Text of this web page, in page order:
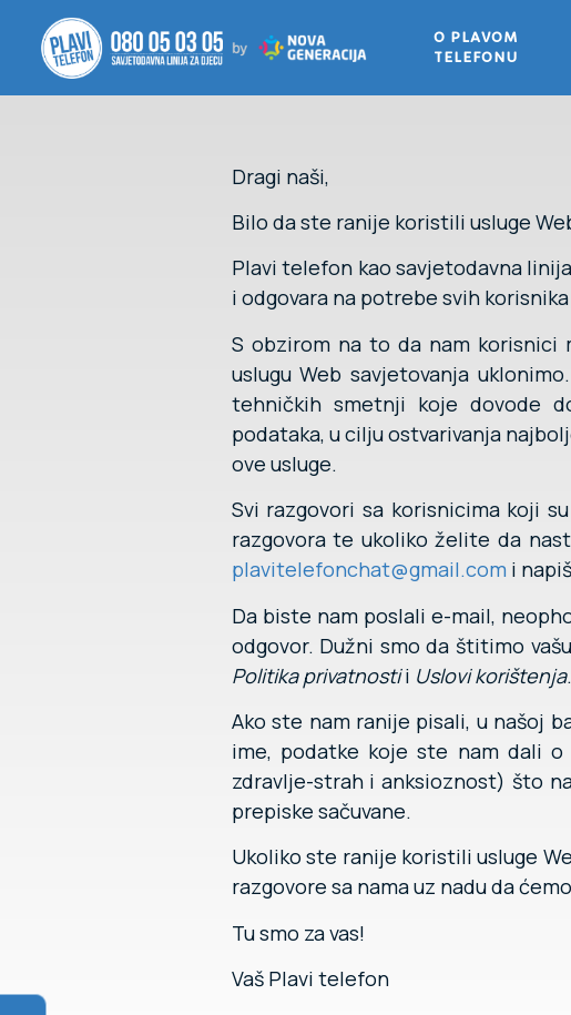
O PLAVOM
TELEFONU
Dragi naši,
Bilo da ste ranije koristili usluge
Plavi telefon kao savjetodavna
i odgovara na potrebe svih
S obzirom na to da nam korisnici
uslugu Web savjetovanja
tehničkih smetnji koje dovode
podataka, u cilju ostvarivanja
ove usluge.
Svi razgovori sa korisnicima koji
razgovora te ukoliko želite da
plavitelefonchat@gmail.com i
Da biste nam poslali e-mail,
odgovor. Dužni smo da štitimo
Politika privatnostii Uslovi korištenja.
Ako ste nam ranije pisali, u našoj
ime, podatke koje ste nam dali
zdravlje-strah i anksioznost) što
prepiske sačuvane.
Ukoliko ste ranije koristili usluge
razgovore sa nama uz nadu da
Tu smo za vas!
Vaš Plavi telefon